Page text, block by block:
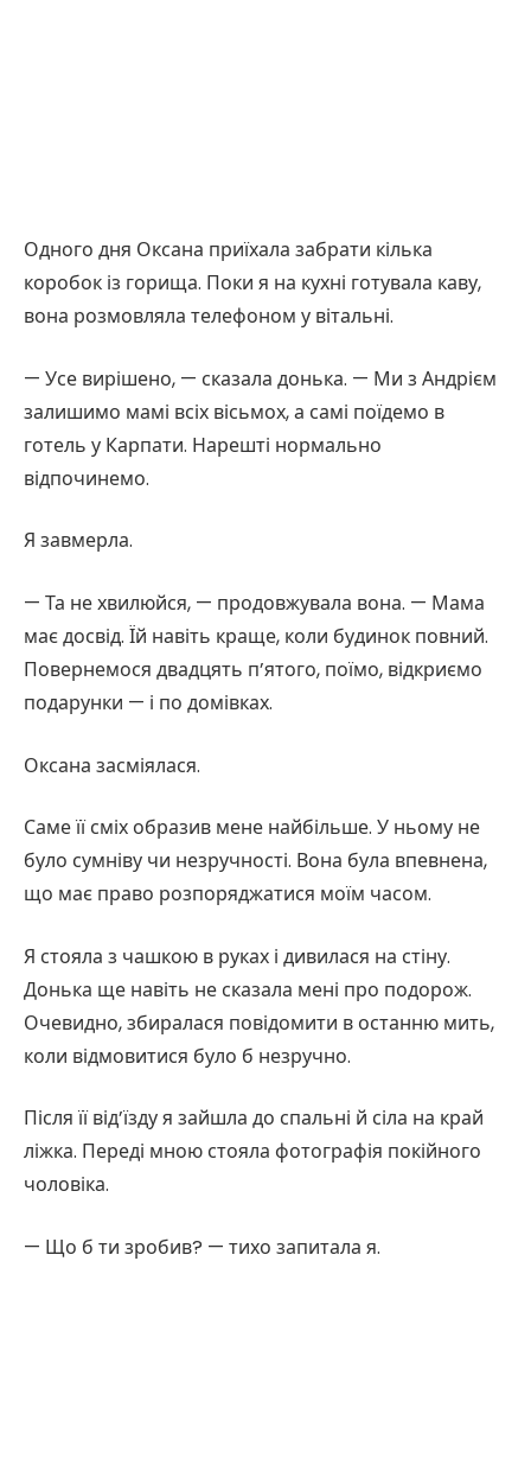
Одного дня Оксана приїхала забрати кілька
коробок із горища. Поки я на кухні готувала каву,
вона розмовляла телефоном у вітальні.
— Усе вирішено, — сказала донька. — Ми з Андрієм
залишимо мамі всіх вісьмох, а самі поїдемо в
готель у Карпати. Нарешті нормально
відпочинемо.
Я завмерла.
— Та не хвилюйся, — продовжувала вона. — Мама
має досвід. Їй навіть краще, коли будинок повний.
Повернемося двадцять п’ятого, поїмо, відкриємо
подарунки — і по домівках.
Оксана засміялася.
Саме її сміх образив мене найбільше. У ньому не
було сумніву чи незручності. Вона була впевнена,
що має право розпоряджатися моїм часом.
Я стояла з чашкою в руках і дивилася на стіну.
Донька ще навіть не сказала мені про подорож.
Очевидно, збиралася повідомити в останню мить,
коли відмовитися було б незручно.
Після її від’їзду я зайшла до спальні й сіла на край
ліжка. Переді мною стояла фотографія покійного
чоловіка.
— Що б ти зробив? — тихо запитала я.